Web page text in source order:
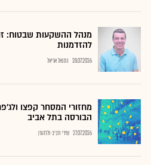
מנהל ההשקעות שבטוח:
להזדמנות
28.07.2026 נתנאל אריאל
מחזורי המסחר קפצו
הבורסה בתל אביב
27.07.2026 שירי חביב-ולדהורן